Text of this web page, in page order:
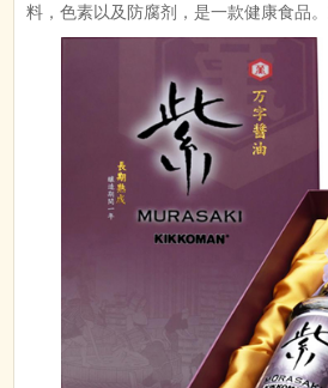
料，色素以及防腐剂，是一款健康食品